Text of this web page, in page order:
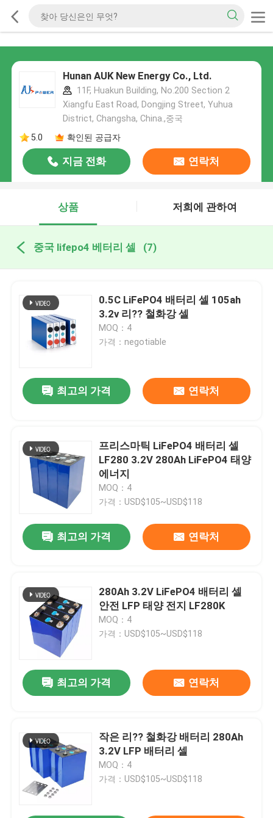
Hunan AUK New Energy Co., Ltd.
11F, Huakun Building, No.200 Section 2
Xiangfu East Road, Dongjing Street, Yuhua
District, Changsha, China.,중국
5.0
확인된 공급자
지금 전화 연락처
상품 저희에 관하여
중국 lifepo4 베터리 셀 (7)
0.5C LiFePO4 배터리 셀 105ah
3.2v 리?? 철화강 셀
MOQ：4
가격：negotiable
최고의 가격 연락처
프리스마틱 LiFePO4 배터리 셀
LF280 3.2V 280Ah LiFePO4 태양
에너지
MOQ：4
가격：USD$105~USD$118
최고의 가격 연락처
280Ah 3.2V LiFePO4 배터리 셀
안전 LFP 태양 전지 LF280K
MOQ：4
가격：USD$105~USD$118
최고의 가격 연락처
작은 리?? 철화강 배터리 280Ah
3.2V LFP 배터리 셀
MOQ：4
가격：USD$105~USD$118